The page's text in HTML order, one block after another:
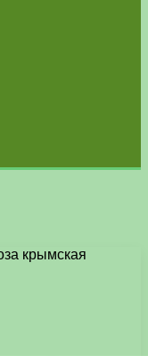
крымская